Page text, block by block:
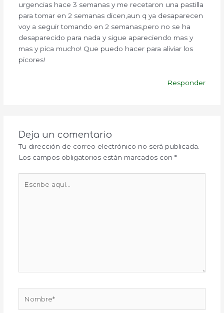
urgencias hace 3 semanas y me recetaron una pastilla
para tomar en 2 semanas dicen,aun q ya desaparecen
voy a seguir tomando en 2 semanas,pero no se ha
desaparecido para nada y sigue apareciendo mas y
mas y pica mucho! Que puedo hacer para aliviar los
picores!
Responder
Deja un comentario
Tu dirección de correo electrónico no será publicada.
Los campos obligatorios están marcados con *
aquí...